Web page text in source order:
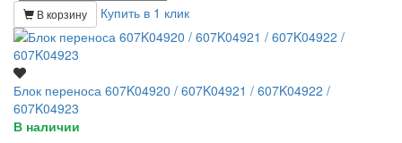
В корзину Купить в 1 клик
Блок переноса 607K04920 / 607K04921 / 607K04922 /
607K04923
В наличии